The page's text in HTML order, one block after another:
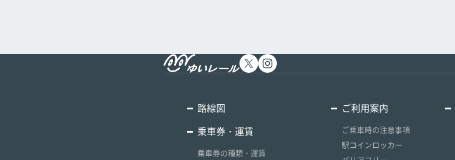
路線図
乗車券・運賃
乗車券の種類・運賃
ご利用案内
ご乗車時の注意事項
駅コインロッカー